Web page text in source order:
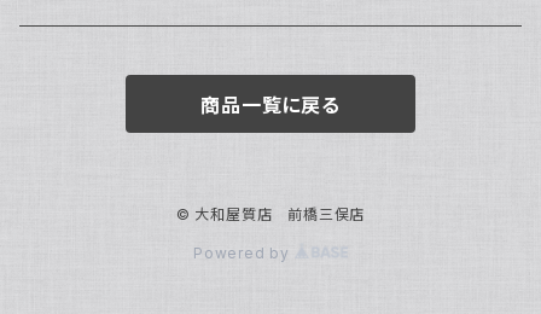
ボストンバッグ
チャーム・キーホルダー
BOTTEGA VENETA
商品一覧に戻る
© 大和屋質店 前橋三俣店
Powered by